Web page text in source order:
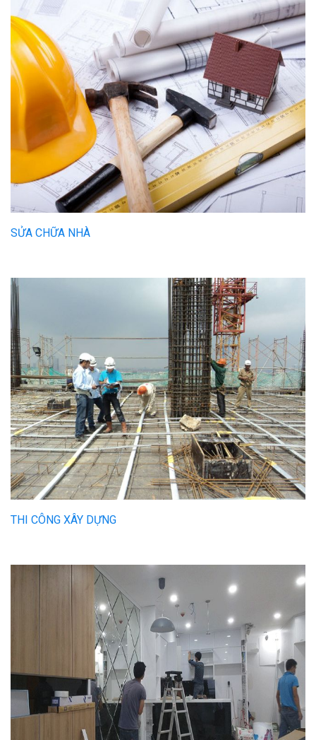
SỬA CHỮA NHÀ
THI CÔNG XÂY DỰNG